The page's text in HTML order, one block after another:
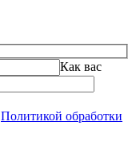
Как вас
Политикой обработки